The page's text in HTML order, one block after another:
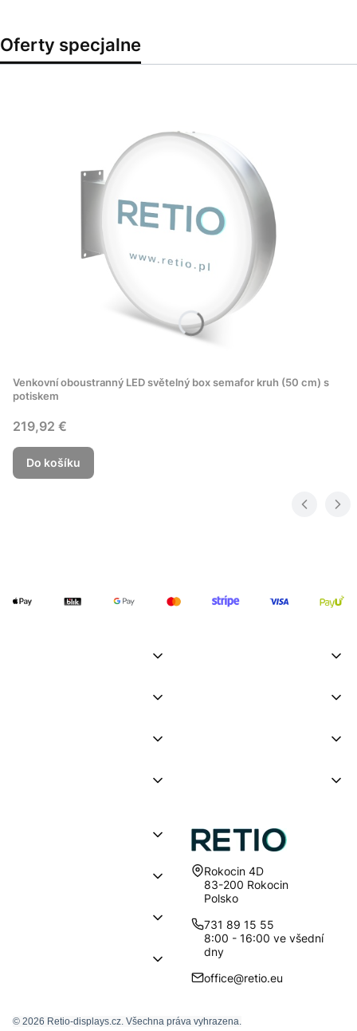
Oferty specjalne
Venkovní oboustranný LED světelný box semafor kruh (50 cm) s
potiskem
Cena
219,92 €
Do košíku
Adresa:
Rokocin 4D
83-200 Rokocin
Polsko
731 89 15 55
8:00 - 16:00 ve všední
dny
office@retio.eu
© 2026 Retio-displays.cz. Všechna práva vyhrazena.